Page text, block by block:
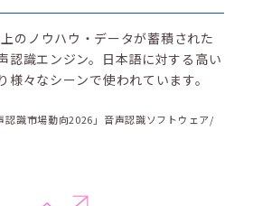
のノウハウ・データが蓄積された
認識エンジン。日本語に対する高い
様々なシーンで使われています。
識市場動向2026」音声認識ソフトウェア/